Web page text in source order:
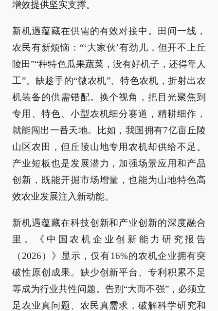
增效提供坚实支撑。
新机遇蕴藏在供需的有效对接中。田间一线，
农民有新烦恼：“‘大家伙’有劲儿，但开不上丘
陵田”“种特色瓜果蔬菜，没有好机子，还得靠人
工”。缺趁手的“微农机”、特色农机，折射出农
机装备的供需错配。换个视角，把目光聚焦到
专用、特色、小型农机细分赛道，精耕细作，
就能闯出一番天地。比如，我国拥有7亿亩丘陵
山区农田，但丘陵山地专用农机却供给不足。
产业短板也是发展潜力，加强场景应用和产品
创新，既能开掘市场增量，也能为山地特色高
效农业发展注入新动能。
新机遇蕴藏在科技创新和产业创新的深度融合
里。《中国农机企业创新能力研究报告
（2026）》显示，仅有16%的农机企业拥有突
破性原创成果。缺少创新平台、专利积累不足
等成为行业共性问题。告别“大而不强”，必须立
足农业真问题、农民真需求，破解科学研究和